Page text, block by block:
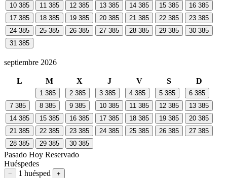
10 385 11 385 12 385 13 385 14 385 15 385 16 385
17 385 18 385 19 385 20 385 21 385 22 385 23 385
24 385 25 385 26 385 27 385 28 385 29 385 30 385
31 385
septiembre 2026
L M X J V S D
1 385 2 385 3 385 4 385 5 385 6 385
7 385 8 385 9 385 10 385 11 385 12 385 13 385
14 385 15 385 16 385 17 385 18 385 19 385 20 385
21 385 22 385 23 385 24 385 25 385 26 385 27 385
28 385 29 385 30 385
Pasado Hoy Reservado
Huéspedes
Restar huésped
− 1 huésped Sumar huésped
+